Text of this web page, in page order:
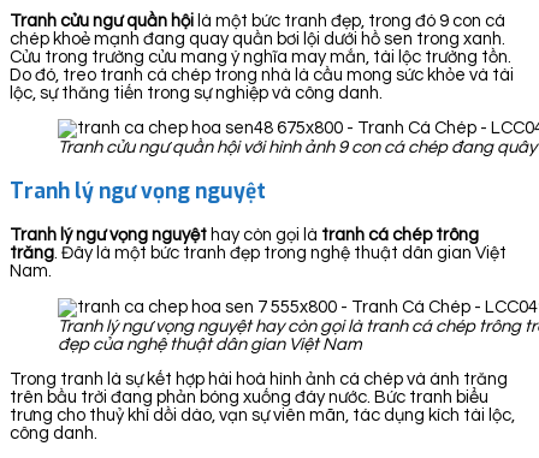
Tranh cửu ngư quần hội là một bức tranh đẹp, trong đó 9 con cá
chép khoẻ mạnh đang quay quần bơi lội dưới hồ sen trong xanh.
Cửu trong trường cửu mang ý nghĩa may mắn, tài lộc trường tồn.
Do đó, treo tranh cá chép trong nhà là cầu mong sức khỏe và tài
lộc, sự thăng tiến trong sự nghiệp và công danh.
Tranh cửu ngư quần hội với hình ảnh 9 con cá chép đang
Tranh lý ngư vọng nguyệt
Tranh lý ngư vọng nguyệt hay còn gọi là tranh cá chép trông
trăng . Đây là một bức tranh đẹp trong nghệ thuật dân gian Việt
Nam.
Tranh lý ngư vọng nguyệt hay còn gọi là tranh cá chép trông
đẹp của nghệ thuật dân gian Việt Nam
Trong tranh là sự kết hợp hài hoà hình ảnh cá chép và ánh trăng
trên bầu trời đang phản bóng xuống đáy nước. Bức tranh biểu
trưng cho thuỷ khí dồi dào, vạn sự viên mãn, tác dụng kích tài lộc,
công danh.